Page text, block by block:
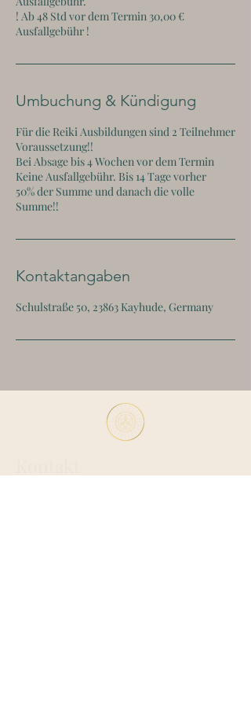
! Ab 48 Std vor dem Termin 30,00 €
Ausfallgebühr !
Umbuchung & Kündigung
Für die Reiki Ausbildungen sind 2 Teilnehmer
Voraussetzung!!
Bei Absage bis 4 Wochen vor dem Termin
Keine Ausfallgebühr. Bis 14 Tage vorher
50% der Summe und danach die volle
Summe!!
Kontaktangaben
Schulstraße 50, 23863 Kayhude, Germany